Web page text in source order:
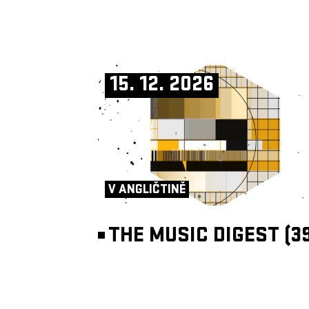
15. 12. 2026
V ANGLIČTINĚ
THE MUSIC DIGEST